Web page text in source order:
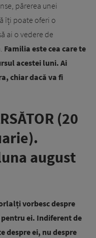
părerea unei
îți poate oferi o
ai o vedere de
Familia este cea care te
acestei luni. Ai
chiar dacă va fi
(20
august
vorbesc despre
ei. Indiferent de
despre ei, nu despre